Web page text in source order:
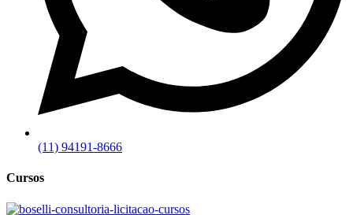
(11) 94191-8666
Cursos